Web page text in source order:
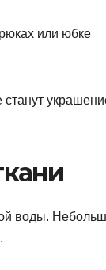
или юбке
станут
воды.